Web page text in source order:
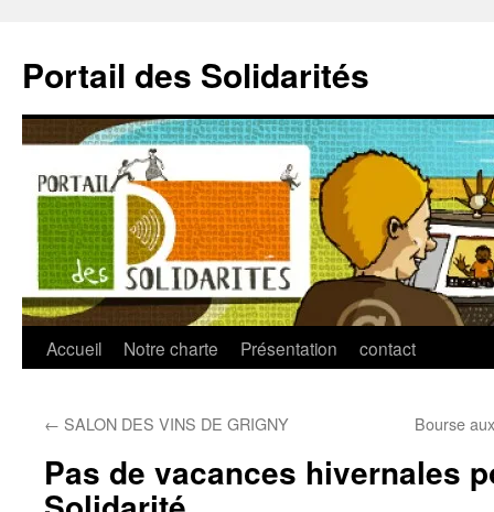
contenu
Portail des Solidarités
Accueil Notre charte Présentation contact
← SALON DES VINS DE GRIGNY Bourse
Pas de vacances hivernales